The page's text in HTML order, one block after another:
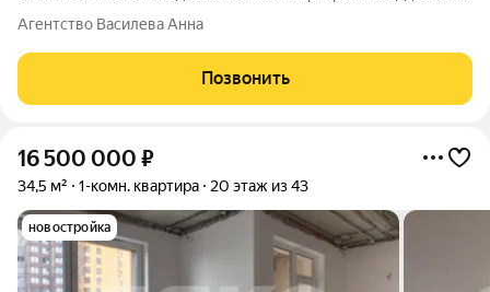
кв.м в современном жилом комплексе "МИР МИТИНО",
Жилой комплекс комфорт-класса
Агентство Василева Анна
Позвонить
16 500 000 ₽
34,5 м² 1-комн. квартира 20 этаж из 43
новостройка